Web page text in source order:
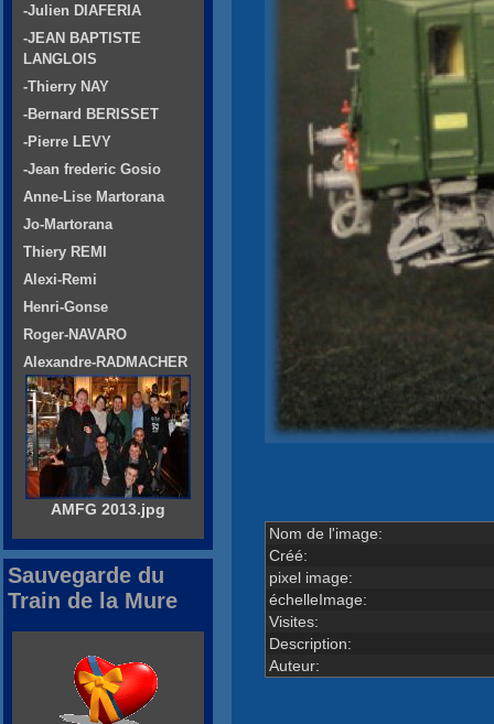
Nom de l'image:
Créé:
pixel image:
échelleImage:
Visites:
Description:
Auteur:
-Julien DIAFERIA
-JEAN BAPTISTE
LANGLOIS
-Thierry NAY
-Bernard BERISSET
-Pierre LEVY
-Jean frederic Gosio
Anne-Lise Martorana
Jo-Martorana
Thiery REMI
Alexi-Remi
Henri-Gonse
Roger-NAVARO
Alexandre-RADMACHER
AMFG 2013.jpg
Sauvegarde du
Train de la Mure